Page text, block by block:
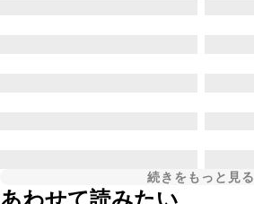
続きをもっと見る